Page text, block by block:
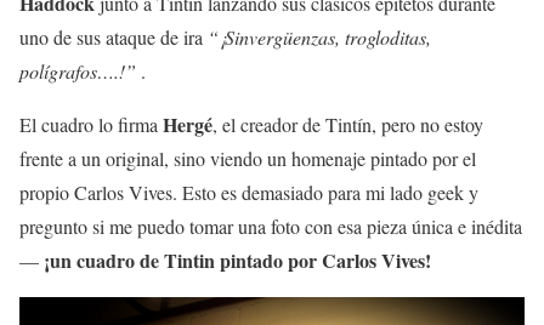
uno de sus ataque de ira “¡Sinvergüenzas, trogloditas,
polígrafos….!” .
El cuadro lo firma Hergé, el creador de Tintín, pero no estoy
frente a un original, sino viendo un homenaje pintado por el
propio Carlos Vives. Esto es demasiado para mi lado geek y
pregunto si me puedo tomar una foto con esa pieza única e inédita
— ¡un cuadro de Tintin pintado por Carlos Vives!